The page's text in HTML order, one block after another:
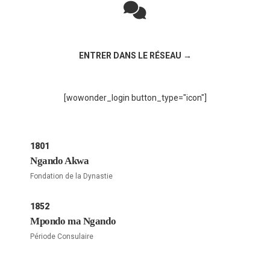
ENTRER DANS LE RÉSEAU →
[wowonder_login button_type="icon"]
1801
Ngando Akwa
Fondation de la Dynastie
1852
Mpondo ma Ngando
Période Consulaire